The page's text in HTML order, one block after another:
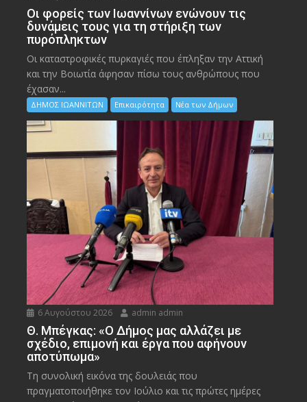
Οι φορείς των Ιωαννίνων ενώνουν τις
δυνάμεις τους για τη στήριξη των
πυρόπληκτων
Οι καταστροφικές πυρκαγιές που έπληξαν την Αττική
και την Bοιωτία άφησαν πίσω τους ανθρώπους που
έχασαν...
ΔΗΜΟΣ ΙΩΑΝΝΙΤΩΝ Επικαιρότητα Νέα των Δήμων
6 Αυγούστου 2026 admin admin
Θ. Μπέγκας: «Ο Δήμος μας αλλάζει με
σχέδιο, επιμονή και έργα που αφήνουν
αποτύπωμα»
Τη συνολική εικόνα της δουλειάς που
πραγματοποιήθηκε τον Ιούλιο και τις πρώτες ημέρες